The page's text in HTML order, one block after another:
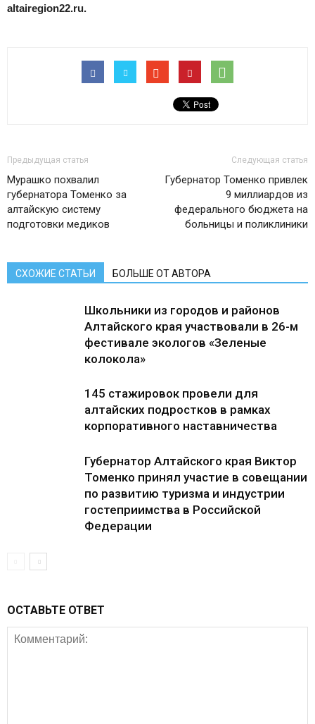
altairegion22.ru.
Предыдущая статья
Мурашко похвалил
губернатора Томенко за
алтайскую систему
подготовки медиков
Следующая статья
Губернатор Томенко привлек
9 миллиардов из
федерального бюджета на
больницы и поликлиники
СХОЖИЕ СТАТЬИ БОЛЬШЕ ОТ АВТОРА
Школьники из городов и районов
Алтайского края участвовали в 26-м
фестивале экологов «Зеленые
колокола»
145 стажировок провели для
алтайских подростков в рамках
корпоративного наставничества
Губернатор Алтайского края Виктор
Томенко принял участие в совещании
по развитию туризма и индустрии
гостеприимства в Российской
Федерации
ОСТАВЬТЕ ОТВЕТ